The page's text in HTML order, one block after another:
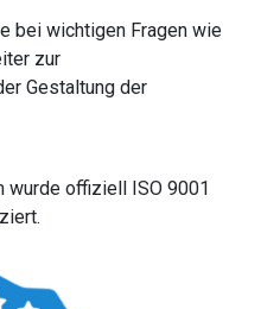
bei wichtigen Fragen wie
zur
Gestaltung der
wurde offiziell ISO 9001